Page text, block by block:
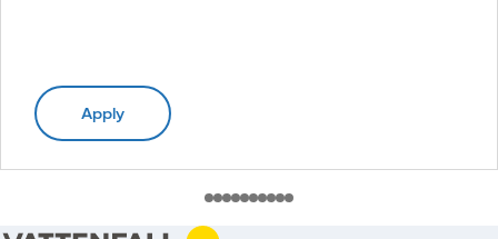
Apply